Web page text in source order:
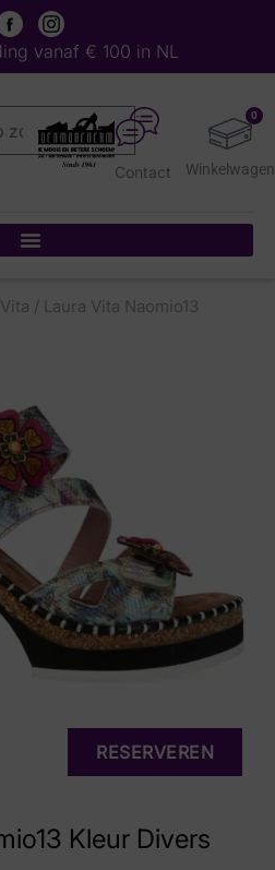
vanaf € 100 in NL
0
Contact
/ Laura Vita Naomio13
Kleur Divers
RESERVEREN